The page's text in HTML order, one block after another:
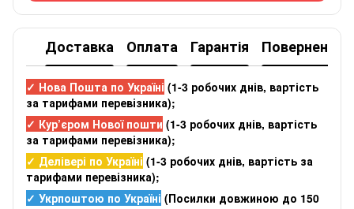
Доставка Оплата Гарантія Повернення
✓ Нова Пошта по Україні (1-3 робочих днів, вартість
за тарифами перевізника);
✓ Кур’єром Нової пошти (1-3 робочих днів, вартість
за тарифами перевізника);
✓ Делівері по Україні (1-3 робочих днів, вартість за
тарифами перевізника);
✓ Укрпоштою по Україні (Посилки довжиною до 150